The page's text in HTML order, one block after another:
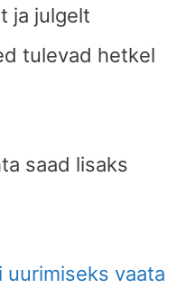
ja julgelt
tulevad hetkel
saad lisaks
vaata